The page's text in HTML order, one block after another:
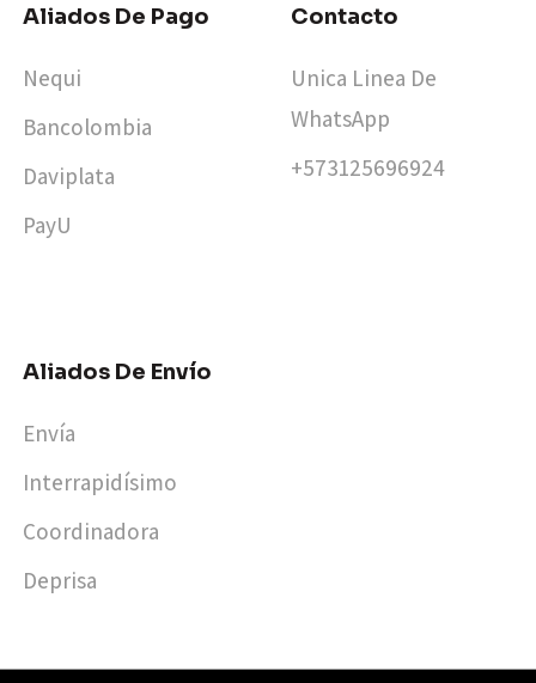
Aliados De Pago
Nequi
Bancolombia
Daviplata
PayU
Contacto
Unica Linea De
WhatsApp
+573125696924​
Aliados De Envío
Envía
Interrapidísimo
Coordinadora
Deprisa